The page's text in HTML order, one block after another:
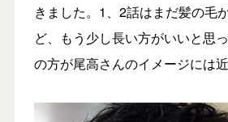
きました。1、2話はまだ髪の毛
ど、もう少し長い方がいいと思
の方が尾高さんのイメージには近